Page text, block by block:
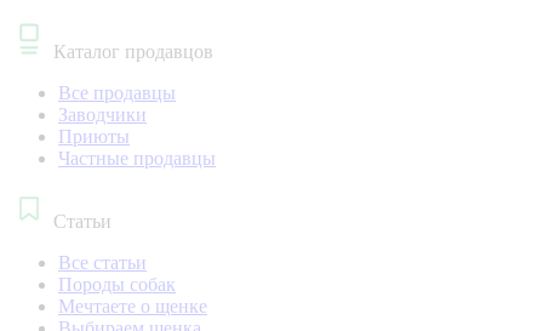
Каталог продавцов
Все продавцы
Заводчики
Приюты
Частные продавцы
Статьи
Все статьи
Породы собак
Мечтаете о щенке